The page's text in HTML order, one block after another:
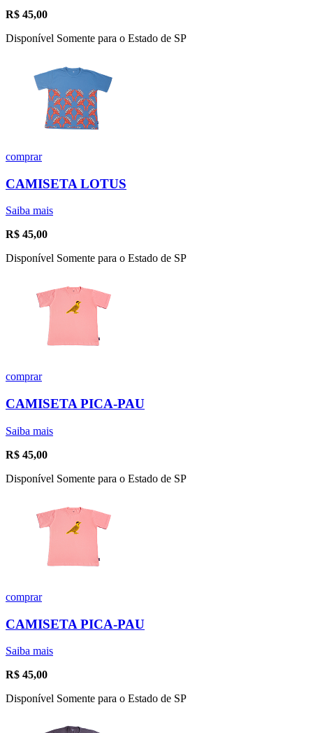
R$ 45,00
Disponível Somente para o Estado de SP
comprar
CAMISETA LOTUS
Saiba mais
R$ 45,00
Disponível Somente para o Estado de SP
comprar
CAMISETA PICA-PAU
Saiba mais
R$ 45,00
Disponível Somente para o Estado de SP
comprar
CAMISETA PICA-PAU
Saiba mais
R$ 45,00
Disponível Somente para o Estado de SP